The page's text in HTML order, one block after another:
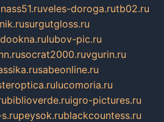
veles-doroga.rutb02.ru
surgutgloss.ru
lubov-pic.ru
socrat2000.ruvgurin.ru
sabeonline.ru
lucomoria.ru
biblioverde.ruigro-pictures.ru
peysok.rublackcountess.ru